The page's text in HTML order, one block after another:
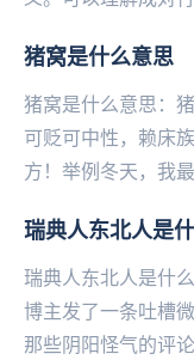
猪窝是什么意思
猪窝是什么意思：
可贬可中性，赖床
方！举例冬天，我
瑞典人东北人是
瑞典人东北人是什
博主发了一条吐槽
那些阴阳怪气的评